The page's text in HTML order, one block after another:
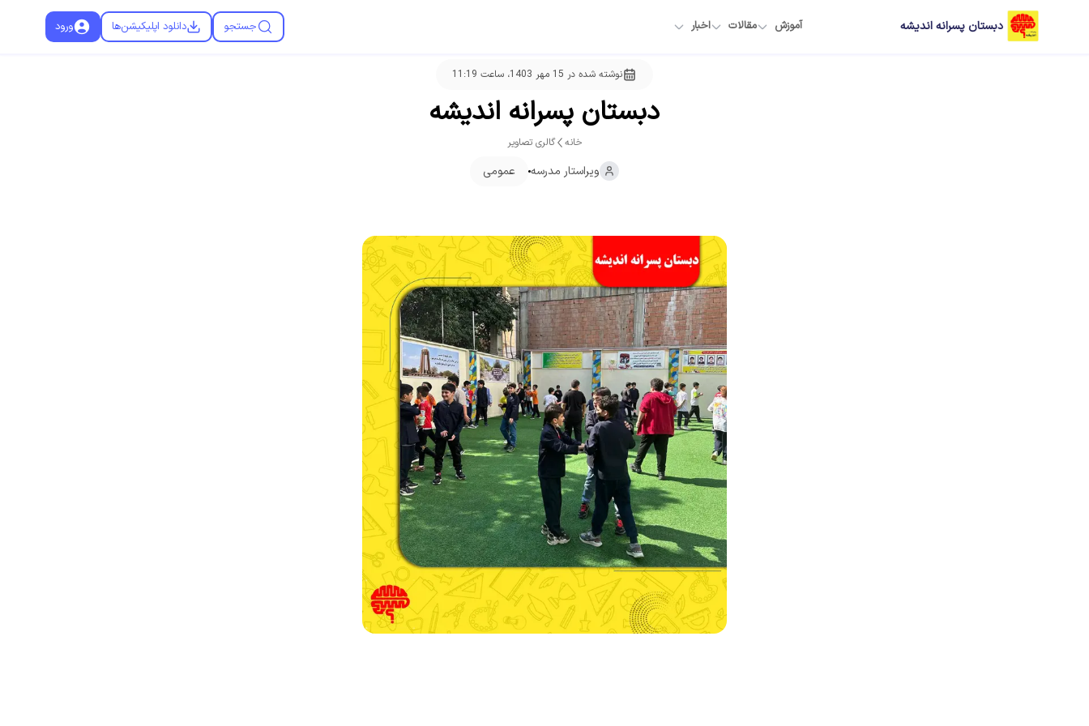
دبستان پسرانه اندیشه آموزش مقالات اخبار جستجو دانلود اپلیکیشن‌ها ورود
نوشته شده در 15 مهر 1403، ساعت 11:19
دبستان پسرانه اندیشه
خانه گالری تصاویر
ویراستار مدرسه عمومی